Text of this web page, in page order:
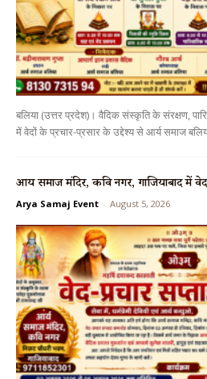
बलिया (उत्तर प्रदेश)। वैदिक संस्कृति के संरक्षण,
में वेदों के प्रचार-प्रसार के उद्देश्य से आर्य समाज
आर्य समाज मंदिर, कवि नगर, गाजियाबाद में
Arya Samaj Event - August 5, 2026